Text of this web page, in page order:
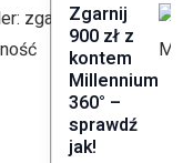
Zgarnij
900 zł z
kontem
Millennium
360° –
sprawdź
jak!